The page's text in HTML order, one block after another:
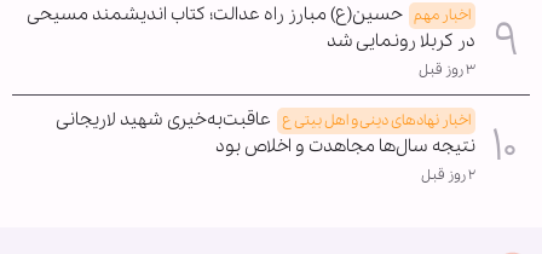
اخبار مهم حسین(ع) مبارز راه عدالت؛ کتاب اندیشمند مسیحی
در کربلا رونمایی شد
۳ روز قبل
اخبار نهادهای دینی و اهل بیتی ع عاقبت‌به‌خیری شهید لاریجانی
نتیجه سال‌ها مجاهدت و اخلاص بود
۲ روز قبل